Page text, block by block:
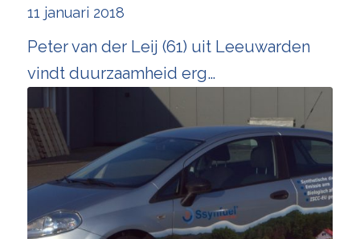
11 januari 2018
Peter van der Leij (61) uit Leeuwarden
vindt duurzaamheid erg…